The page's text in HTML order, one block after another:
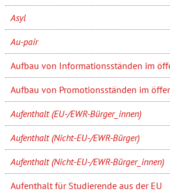
Asyl
Au-pair
Aufbau von Informationsständen im
Aufbau von Promotionsständen im
Aufenthalt (EU-/EWR-Bürger_innen)
Aufenthalt (Nicht-EU-/EWR-Bürger)
Aufenthalt (Nicht-EU-/EWR-Bürger_innen)
Aufenthalt für Studierende aus der EU